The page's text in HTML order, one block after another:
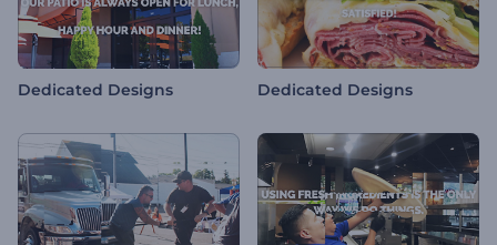
Dedicated Designs Dedicated Designs